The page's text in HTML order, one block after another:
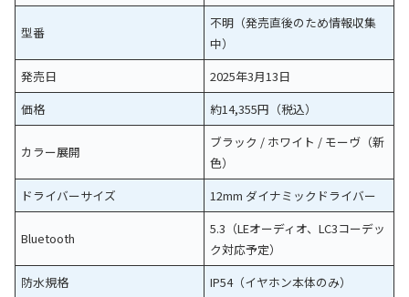
型番
不明（発売直後のため情報収集
中）
発売日
2025年3月13日
価格
約14,355円（税込）
カラー展開
ブラック / ホワイト / モーヴ（新
色）
ドライバーサイズ
12mm ダイナミックドライバー
Bluetooth
5.3（LEオーディオ、LC3コーデッ
ク対応予定）
防水規格
IP54（イヤホン本体のみ）